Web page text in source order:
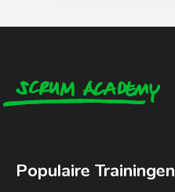
Populaire Trainingen